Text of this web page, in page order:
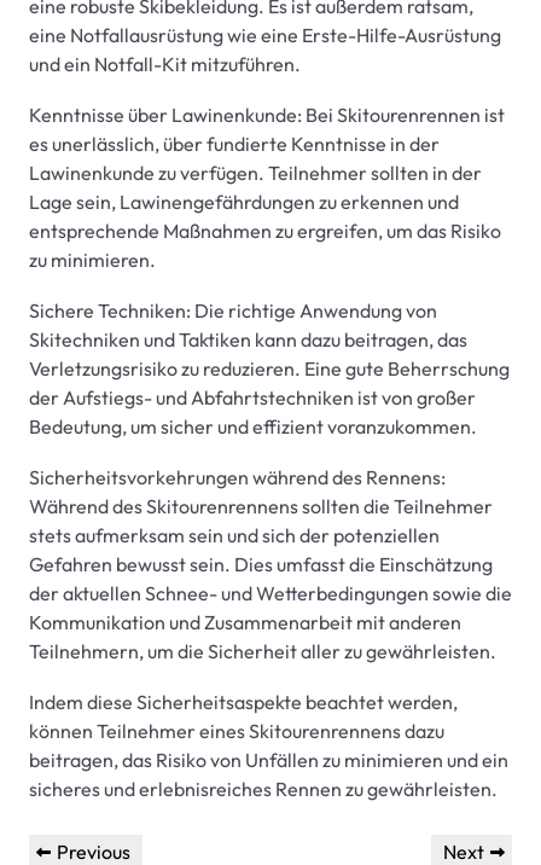
eine robuste Skibekleidung. Es ist außerdem ratsam,
eine Notfallausrüstung wie eine Erste-Hilfe-Ausrüstung
und ein Notfall-Kit mitzuführen.
Kenntnisse über Lawinenkunde: Bei Skitourenrennen ist
es unerlässlich, über fundierte Kenntnisse in der
Lawinenkunde zu verfügen. Teilnehmer sollten in der
Lage sein, Lawinengefährdungen zu erkennen und
entsprechende Maßnahmen zu ergreifen, um das Risiko
zu minimieren.
Sichere Techniken: Die richtige Anwendung von
Skitechniken und Taktiken kann dazu beitragen, das
Verletzungsrisiko zu reduzieren. Eine gute Beherrschung
der Aufstiegs- und Abfahrtstechniken ist von großer
Bedeutung, um sicher und effizient voranzukommen.
Sicherheitsvorkehrungen während des Rennens:
Während des Skitourenrennens sollten die Teilnehmer
stets aufmerksam sein und sich der potenziellen
Gefahren bewusst sein. Dies umfasst die Einschätzung
der aktuellen Schnee- und Wetterbedingungen sowie die
Kommunikation und Zusammenarbeit mit anderen
Teilnehmern, um die Sicherheit aller zu gewährleisten.
Indem diese Sicherheitsaspekte beachtet werden,
können Teilnehmer eines Skitourenrennens dazu
beitragen, das Risiko von Unfällen zu minimieren und ein
sicheres und erlebnisreiches Rennen zu gewährleisten.
Beitragsnavigation
Previous
Previous
Next
Next